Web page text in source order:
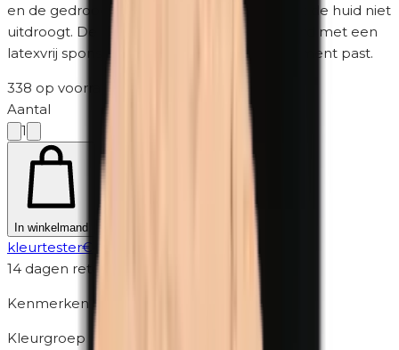
en de gedroogde kokosolie zorgt ervoor dat de huid niet
uitdroogt. De gezichtspoeder wordt geleverd met een
latexvrij sponsje dat precies in het compartiment past.
338 op voorraad
Aantal
1
In winkelmand
Niet zeker? Probeer eerst een
kleurtester€
14 dagen retour
Kenmerken
Kleurgroep